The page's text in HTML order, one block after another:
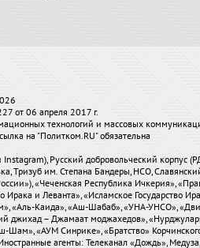
от 06 апреля 2017 г.
технологий и массовых
на "Политком.RU" обязательна
Русский добровольческий корпус
Тризуб им. Степана Бандеры, НСО,
«Чеченская Республика Ичкерия»,
Ирака и Леванта», «Исламское
«Аль-Каида», «Аш-Шабаб», «УНА-УНСО»,
джихад – Джамаат моджахедов»,
Шам», «АУМ Синрике», «Братство»
агенты: Телеканал «Дождь»,